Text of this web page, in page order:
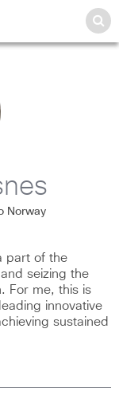
Norway
part of the
seizing the
For me, this is
innovative
sustained